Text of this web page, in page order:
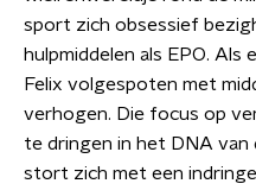
sport zich obsessief
hulpmiddelen als EPO.
Felix volgespoten met
verhogen. Die focus op
te dringen in het DNA van
stort zich met een